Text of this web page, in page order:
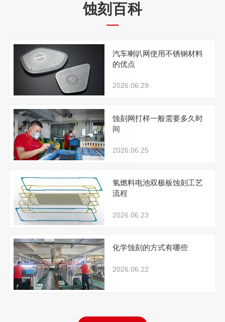
蚀刻百科
汽车喇叭网使用不锈钢材料
的优点
2026.06.29
蚀刻网打样一般需要多久时
间
2026.06.25
氢燃料电池双极板蚀刻工艺
流程
2026.06.23
化学蚀刻的方式有哪些
2026.06.22